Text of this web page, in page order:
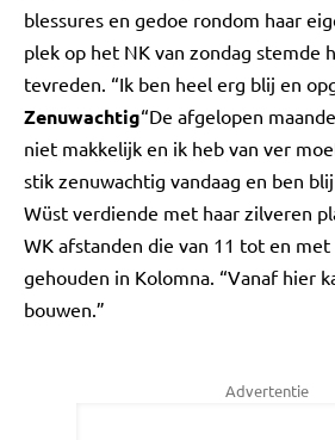
blessures en gedoe rondom haar
plek op het NK van zondag stemde
tevreden. “Ik ben heel erg blij en
Zenuwachtig“De afgelopen
niet makkelijk en ik heb van ver
stik zenuwachtig vandaag en ben
Wüst verdiende met haar zilveren
WK afstanden die van 11 tot en
gehouden in Kolomna. “Vanaf hier
bouwen.”
Advertentie